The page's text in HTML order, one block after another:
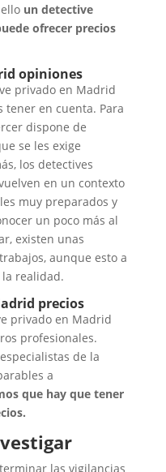
un detective
ofrecer precios
opiniones
privado en Madrid
en cuenta. Para
dispone de
se les exige
los detectives
en un contexto
muy preparados y
un poco más al
existen unas
aunque esto a
realidad.
precios
privado en Madrid
profesionales.
de la
a
que hay que tener
las vigilancias